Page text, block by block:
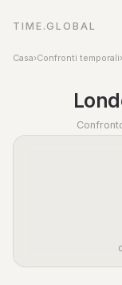
TIME.GLOBAL
Casa›Confronti temporali›
Assistente a